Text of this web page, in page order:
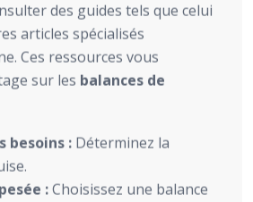
des guides tels que celui
articles spécialisés
Ces ressources vous
sur les balances de
besoins : Déterminez la
:Choisissez une balance